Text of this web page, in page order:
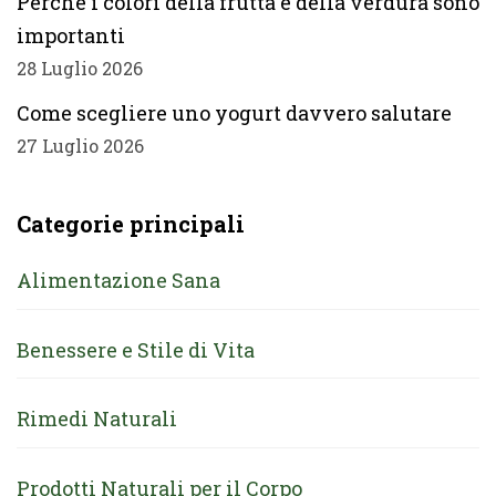
importanti
28 Luglio 2026
Come scegliere uno yogurt davvero salutare
27 Luglio 2026
Categorie principali
Alimentazione Sana
Benessere e Stile di Vita
Rimedi Naturali
Prodotti Naturali per il Corpo